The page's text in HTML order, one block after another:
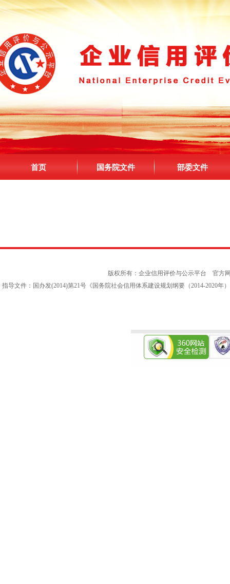
首页 国务院文件 部委文件
版权所有：企业信用评价与公示平台 官方
指导文件：国办发(2014)第21号《国务院社会信用体系建设规划纲要（2014-2020